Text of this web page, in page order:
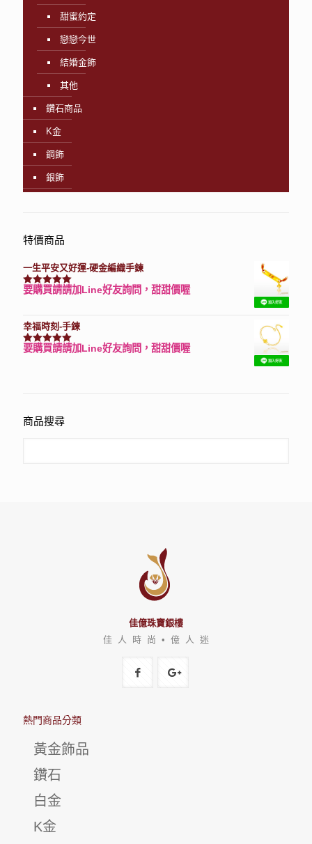
甜蜜約定
戀戀今世
結婚金飾
其他
鑽石商品
K金
鋼飾
銀飾
特價商品
一生平安又好運-硬金編織手鍊
評分7740滿分 5
要購買請請加Line好友詢問，甜甜價喔
幸福時刻-手鍊
評分3150滿分 5
要購買請請加Line好友詢問，甜甜價喔
商品搜尋
佳億珠寶銀樓
佳 人 時 尚 • 億 人 迷
熱門商品分類
黃金飾品
鑽石
白金
K金